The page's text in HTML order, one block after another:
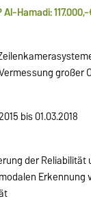
Hamadi:
großer
bis 01.03.2018
der
Erkennung